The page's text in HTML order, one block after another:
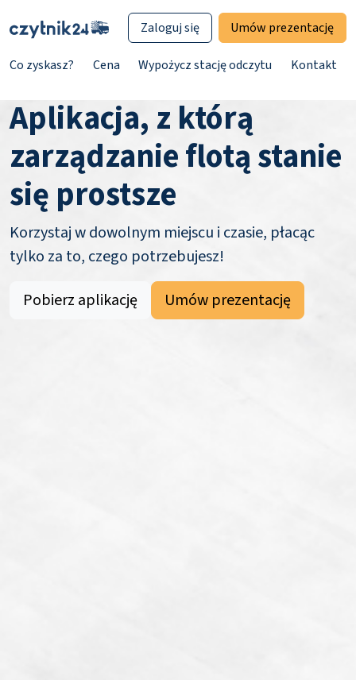
Co zyskasz? Cena Wypożycz stację odczytu Kontakt
Zaloguj się Umów prezentację
Aplikacja, z którą
zarządzanie flotą stanie
się prostsze
Korzystaj w dowolnym miejscu i czasie, płacąc
tylko za to, czego potrzebujesz!
Pobierz aplikację
Umów prezentację